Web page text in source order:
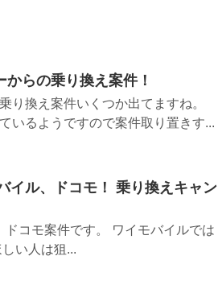
らの乗り換え案件！
り換え案件いくつか出てますね。
いるようですので案件取り置きす...
イル、ドコモ！ 乗り換えキャン
コモ案件です。 ワイモバイルでは
い人は狙...